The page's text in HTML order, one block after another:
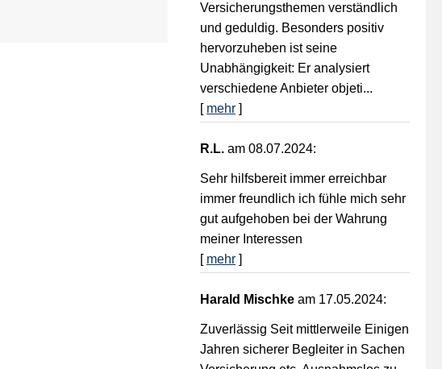
Versicherungsthemen verständlich
und geduldig. Besonders positiv
hervorzuheben ist seine
Unabhängigkeit: Er analysiert
verschiedene Anbieter objeti...
[ mehr ]
R.L. am 08.07.2024:
Sehr hilfsbereit immer erreichbar
immer freundlich ich fühle mich sehr
gut aufgehoben bei der Wahrung
meiner Interessen
[ mehr ]
Harald Mischke am 17.05.2024:
Zuverlässig Seit mittlerweile Einigen
Jahren sicherer Begleiter in Sachen